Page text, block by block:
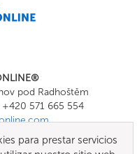
pod Radhoštěm
+420 571 665 554
para prestar servicios